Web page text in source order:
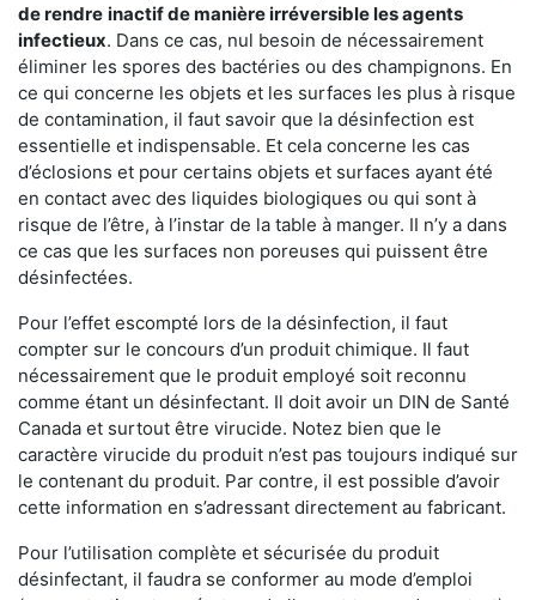
de rendre inactif de manière irréversible les agents
infectieux. Dans ce cas, nul besoin de nécessairement
éliminer les spores des bactéries ou des champignons. En
ce qui concerne les objets et les surfaces les plus à risque
de contamination, il faut savoir que la désinfection est
essentielle et indispensable. Et cela concerne les cas
d’éclosions et pour certains objets et surfaces ayant été
en contact avec des liquides biologiques ou qui sont à
risque de l’être, à l’instar de la table à manger. II n’y a dans
ce cas que les surfaces non poreuses qui puissent être
désinfectées.
Pour l’effet escompté lors de la désinfection, il faut
compter sur le concours d’un produit chimique. Il faut
nécessairement que le produit employé soit reconnu
comme étant un désinfectant. Il doit avoir un DIN de Santé
Canada et surtout être virucide. Notez bien que le
caractère virucide du produit n’est pas toujours indiqué sur
le contenant du produit. Par contre, il est possible d’avoir
cette information en s’adressant directement au fabricant.
Pour l’utilisation complète et sécurisée du produit
désinfectant, il faudra se conformer au mode d’emploi